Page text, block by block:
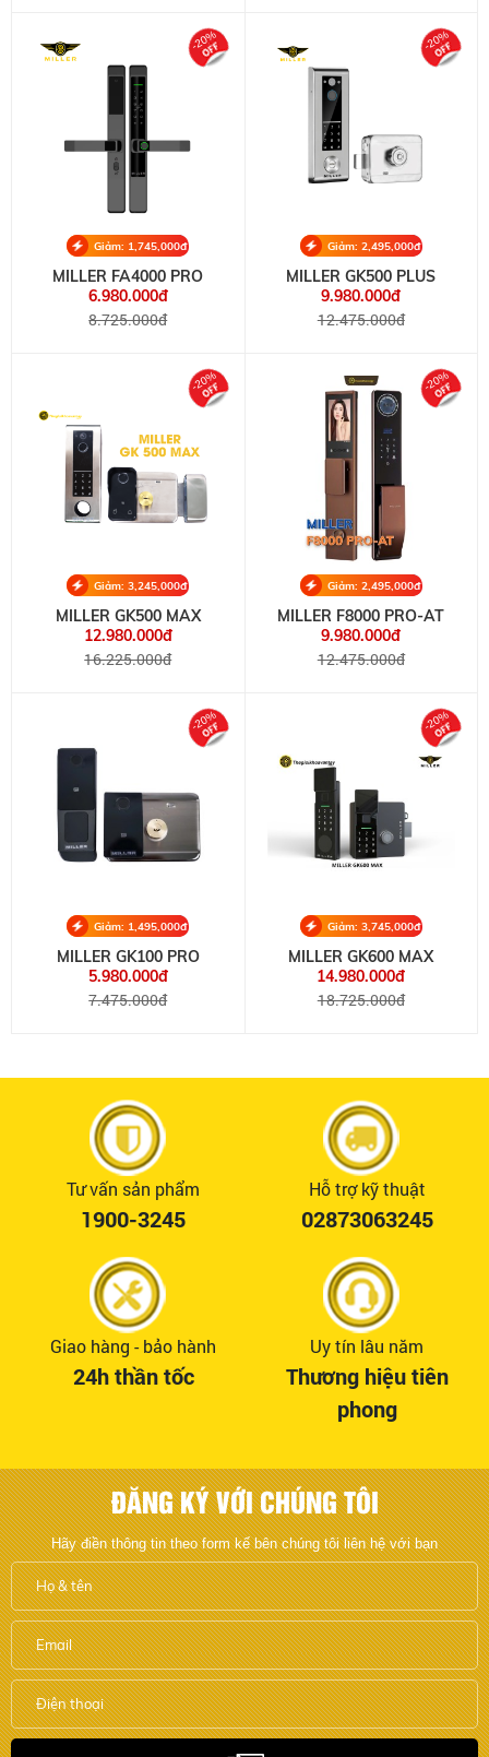
Giảm: 1,745,000đ
MILLER FA4000 PRO
6.980.000đ
8.725.000đ
-20%
Giảm: 2,495,000đ
MILLER GK500 PLUS
9.980.000đ
12.475.000đ
-20%
Giảm: 3,245,000đ
MILLER GK500 MAX
12.980.000đ
16.225.000đ
-20%
Giảm: 2,495,000đ
MILLER F8000 PRO-AT
9.980.000đ
12.475.000đ
-20%
Giảm: 1,495,000đ
MILLER GK100 PRO
5.980.000đ
7.475.000đ
-20%
Giảm: 3,745,000đ
MILLER GK600 MAX
14.980.000đ
18.725.000đ
-20%
Tư vấn sản phẩm
1900-3245
Hỗ trợ kỹ thuật
02873063245
Giao hàng - bảo hành
24h thần tốc
Uy tín lâu năm
Thương hiệu tiên
phong
ĐĂNG KÝ VỚI CHÚNG TÔI
Hãy điền thông tin theo form kế bên chúng tôi liên hệ với bạn